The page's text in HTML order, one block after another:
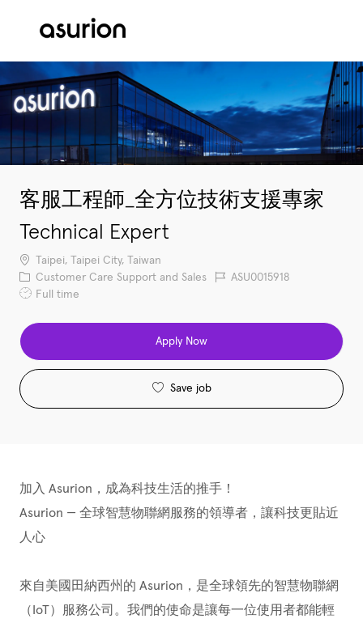
客服工程師_全方位技術支援專家
Technical Expert
Location
Taipei, Taipei City, Taiwan
Category
Customer Care Support and Sales Job IdASU0015918
Job Type
Full time
Apply Now
Save job
加入 Asurion，成為科技生活的推手！
Asurion — 全球智慧物聯網服務的領導者，讓科技更貼近
人心
來自美國田納西州的 Asurion，是全球領先的智慧物聯網
（IoT）服務公司。我們的使命是讓每一位使用者都能輕